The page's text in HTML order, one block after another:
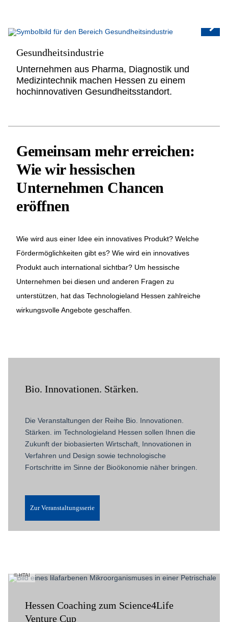
Gesundheitsindustrie
Unternehmen aus Pharma, Diagnostik und
Medizintechnik machen Hessen zu einem
hochinnovativen Gesundheitsstandort.
Gemeinsam mehr erreichen:
Wie wir hessischen
Unternehmen Chancen
eröffnen
Wie wird aus einer Idee ein innovatives Produkt? Welche
Fördermöglichkeiten gibt es? Wie wird ein innovatives
Produkt auch international sichtbar? Um hessische
Unternehmen bei diesen und anderen Fragen zu
unterstützen, hat das Technologieland Hessen zahlreiche
wirkungsvolle Angebote geschaffen.
Bio. Innovationen. Stärken.
Die Veranstaltungen der Reihe Bio. Innovationen.
Stärken. im Technologieland Hessen sollen Ihnen die
Zukunft der biobasierten Wirtschaft, Innovationen in
Verfahren und Design sowie technologische
Fortschritte im Sinne der Bioökonomie näher bringen.
Zur Veranstaltungsserie
HTAI
Hessen Coaching zum Science4Life
Venture Cup